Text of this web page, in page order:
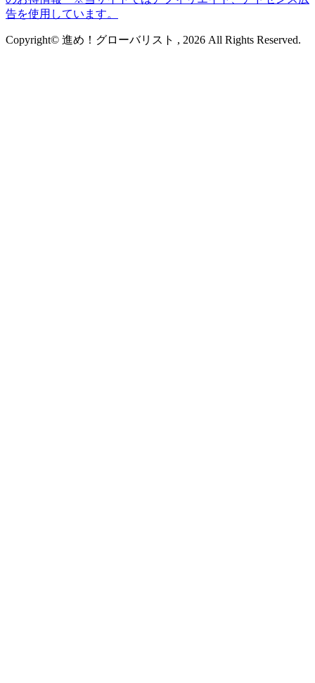
告を使用しています。
Copyright© 進め！グローバリスト , 2026 All Rights Reserved.